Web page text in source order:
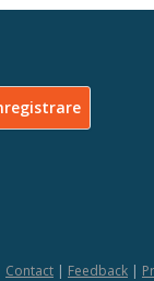
Contact | Feedback |